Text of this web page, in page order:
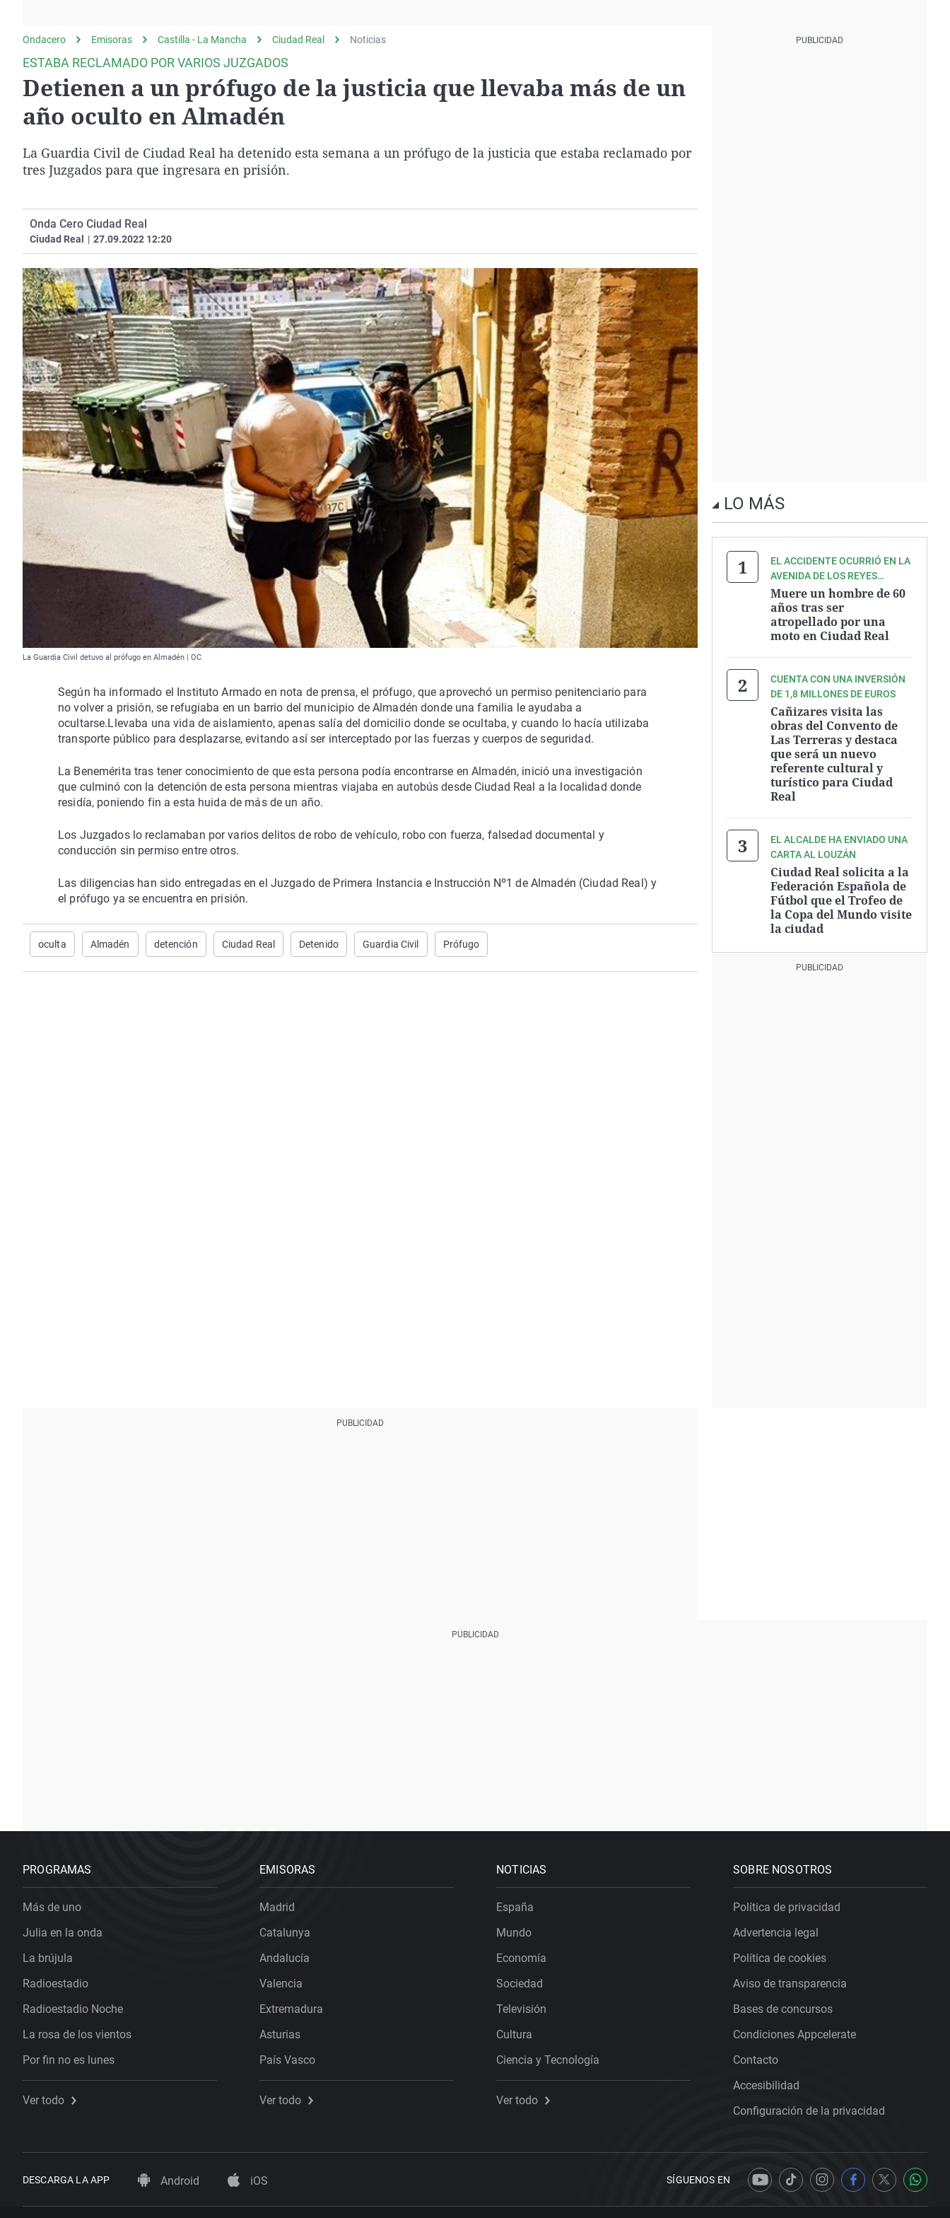
gato
Operación Viuda
Negra
País Vasco
Ondacero Emisoras Castilla - La Mancha Ciudad Real Noticias
ESTABA RECLAMADO POR VARIOS JUZGADOS
Detienen a un prófugo de la justicia que llevaba más de un
año oculto en Almadén
La Guardia Civil de Ciudad Real ha detenido esta semana a un prófugo de la justicia que estaba reclamado por
tres Juzgados para que ingresara en prisión.
Onda Cero Ciudad Real
Ciudad Real | 27.09.2022 12:20
La Guardia Civil detuvo al prófugo en Almadén | OC
Según ha informado el Instituto Armado en nota de prensa, el prófugo, que aprovechó un permiso penitenciario para
no volver a prisión, se refugiaba en un barrio del municipio de Almadén donde una familia le ayudaba a
ocultarse.Llevaba una vida de aislamiento, apenas salía del domicilio donde se ocultaba, y cuando lo hacía utilizaba
transporte público para desplazarse, evitando así ser interceptado por las fuerzas y cuerpos de seguridad.
La Benemérita tras tener conocimiento de que esta persona podía encontrarse en Almadén, inició una investigación
que culminó con la detención de esta persona mientras viajaba en autobús desde Ciudad Real a la localidad donde
residía, poniendo fin a esta huida de más de un año.
Los Juzgados lo reclamaban por varios delitos de robo de vehículo, robo con fuerza, falsedad documental y
conducción sin permiso entre otros.
Las diligencias han sido entregadas en el Juzgado de Primera Instancia e Instrucción Nº1 de Almadén (Ciudad Real) y
el prófugo ya se encuentra en prisión.
oculta Almadén detención Ciudad Real Detenido Guardia Civil Prófugo
LO MÁS
EL ACCIDENTE OCURRIÓ EN LA
AVENIDA DE LOS REYES
CATÓLICOS
Muere un hombre de 60
años tras ser
atropellado por una
moto en Ciudad Real
CUENTA CON UNA INVERSIÓN
DE 1,8 MILLONES DE EUROS
Cañizares visita las
obras del Convento de
Las Terreras y destaca
que será un nuevo
referente cultural y
turístico para Ciudad
Real
EL ALCALDE HA ENVIADO UNA
CARTA AL LOUZÁN
Ciudad Real solicita a la
Federación Española de
Fútbol que el Trofeo de
la Copa del Mundo visite
la ciudad
PROGRAMAS
Más de uno
Julia en la onda
La brújula
Radioestadio
Radioestadio Noche
La rosa de los vientos
Por fin no es lunes
Ver todo
EMISORAS
Madrid
Catalunya
Andalucía
Valencia
Extremadura
Asturias
País Vasco
Ver todo
NOTICIAS
España
Mundo
Economía
Sociedad
Televisión
Cultura
Ciencia y Tecnología
Ver todo
SOBRE NOSOTROS
Política de privacidad
Advertencia legal
Política de cookies
Aviso de transparencia
Bases de concursos
Condiciones Appcelerate
Contacto
Accesibilidad
Configuración de la privacidad
DESCARGA LA APP Android iOS SÍGUENOS EN